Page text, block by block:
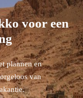
voor een
plannen en
van